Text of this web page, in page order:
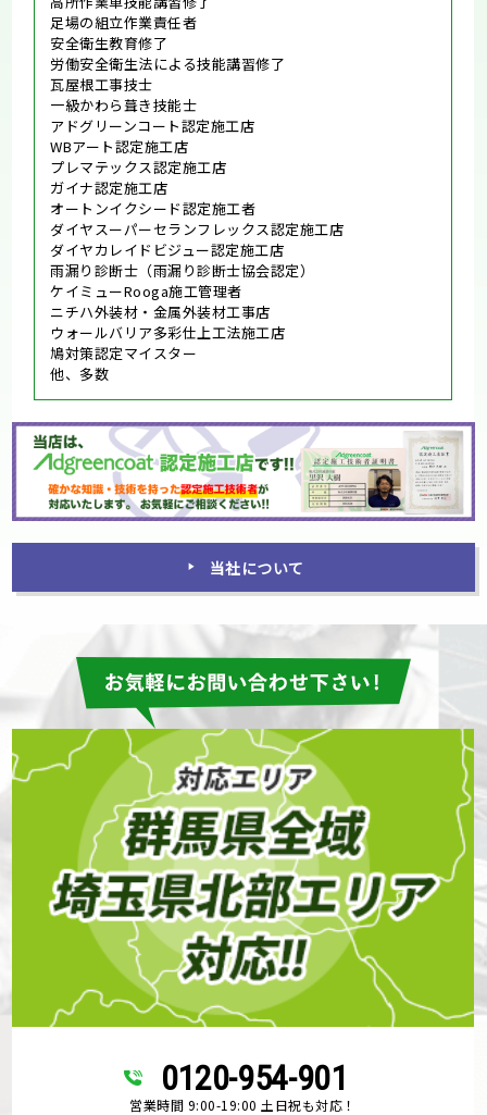
足場の組立作業責任者
安全衛生教育修了
労働安全衛生法による技能講習修了
瓦屋根工事技士
一級かわら葺き技能士
アドグリーンコート認定施工店
WBアート認定施工店
プレマテックス認定施工店
ガイナ認定施工店
オートンイクシード認定施工者
ダイヤスーパーセランフレックス認定施工店
ダイヤカレイドビジュー認定施工店
雨漏り診断士（雨漏り診断士協会認定）
ケイミューRooga施工管理者
ニチハ外装材・金属外装材工事店
ウォールバリア多彩仕上工法施工店
鳩対策認定マイスター
他、多数
当社について
0120-954-901
営業時間 9:00-19:00 土日祝も対応！